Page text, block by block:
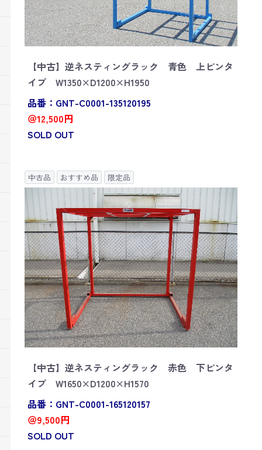
【中古】逆ネスティングラック 青色 上ピンタ
イプ W1350×D1200×H1950
品番：GNT-C0001-135120195
＠12,500円
SOLD OUT
中古品 おすすめ品 限定品
【中古】逆ネスティングラック 赤色 下ピンタ
イプ W1650×D1200×H1570
品番：GNT-C0001-165120157
＠9,500円
SOLD OUT